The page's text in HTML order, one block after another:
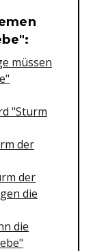
müssen
"Sturm
der
der
die
die